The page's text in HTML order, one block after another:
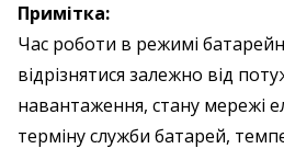
Примітка:
Час роботи в режимі
відрізнятися залежно від
навантаження, стану мережі
терміну служби батарей,